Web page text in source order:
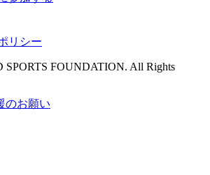
リシー
FOUNDATION. All Rights
のお願い